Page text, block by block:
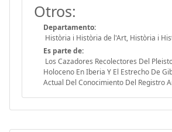
Otros:
Departamento:
Història i Història de l'Art, Història i
Es parte de:
Los Cazadores Recolectores Del
Holoceno En Iberia Y El Estrecho De
Actual Del Conocimiento Del Registro